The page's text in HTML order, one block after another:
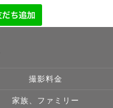
撮影料金
家族、ファミリー